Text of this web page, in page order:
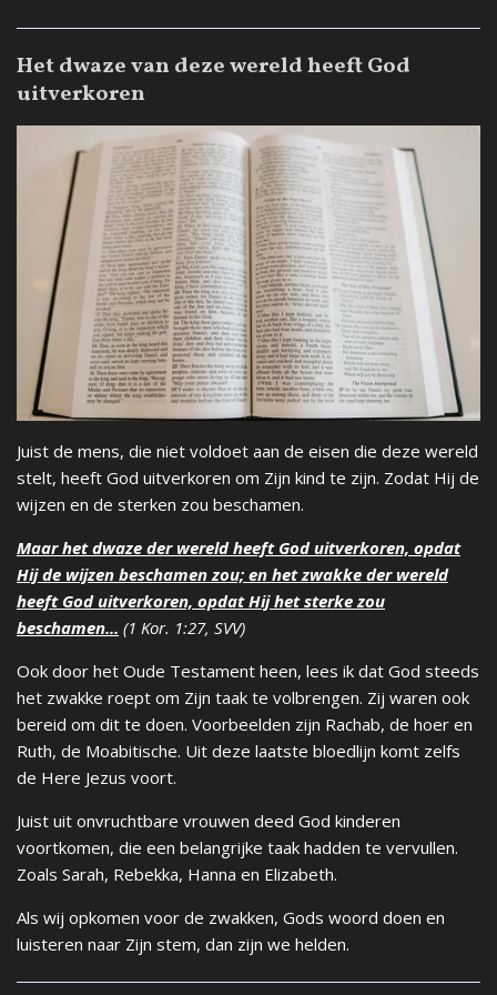
Het dwaze van deze wereld heeft God
uitverkoren
Juist de mens, die niet voldoet aan de eisen die deze wereld
stelt, heeft God uitverkoren om Zijn kind te zijn. Zodat Hij de
wijzen en de sterken zou beschamen.
Maar het dwaze der wereld heeft God uitverkoren, opdat
Hij de wijzen beschamen zou; en het zwakke der wereld
heeft God uitverkoren, opdat Hij het sterke zou
beschamen... (1 Kor. 1:27, SVV)
Ook door het Oude Testament heen, lees ik dat God steeds
het zwakke roept om Zijn taak te volbrengen. Zij waren ook
bereid om dit te doen. Voorbeelden zijn Rachab, de hoer en
Ruth, de Moabitische. Uit deze laatste bloedlijn komt zelfs
de Here Jezus voort.
Juist uit onvruchtbare vrouwen deed God kinderen
voortkomen, die een belangrijke taak hadden te vervullen.
Zoals Sarah, Rebekka, Hanna en Elizabeth.
Als wij opkomen voor de zwakken, Gods woord doen en
luisteren naar Zijn stem, dan zijn we helden.